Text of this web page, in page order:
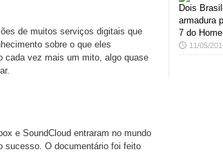
de muitos serviços digitais que
sobre o que eles
cada vez mais um mito, algo quase
e SoundCloud entraram no mundo
sucesso. O documentário foi feito
Dois
armadura
7 do
11/05/